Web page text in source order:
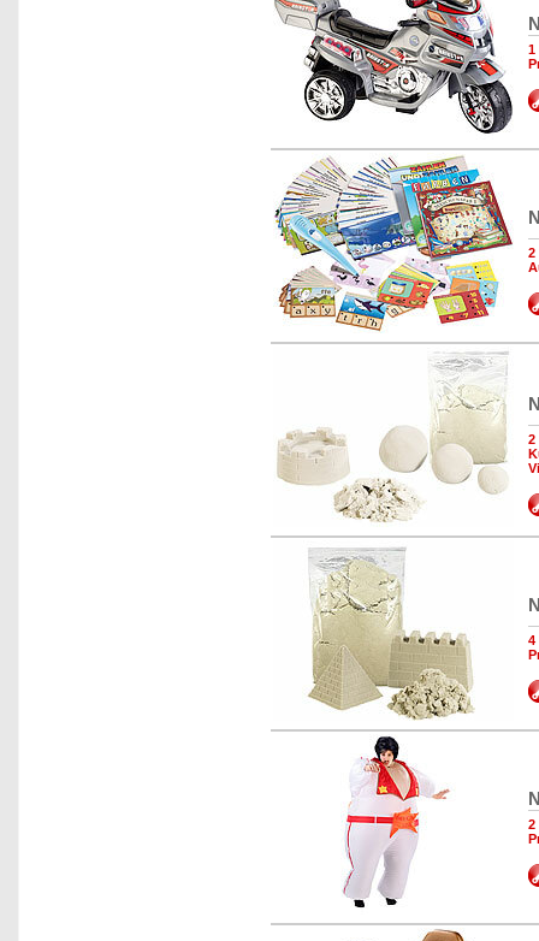
1
2
2
4
2